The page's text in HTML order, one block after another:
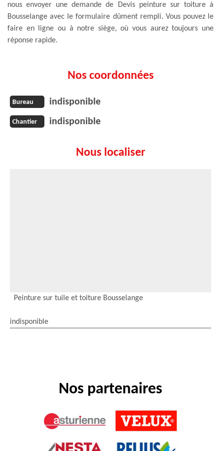
nous envoyer une demande de Devis peinture sur toiture à
Bousselange avec le formulaire dûment rempli. Vous pouvez le
faire en ligne ou à notre siège, où vous aurez toujours une
réponse rapide.
Nos coordonnées
Bureau indisponible
Chantier indisponible
Nous localiser
Peinture sur tuile et toiture Bousselange
indisponible
Nos partenaires